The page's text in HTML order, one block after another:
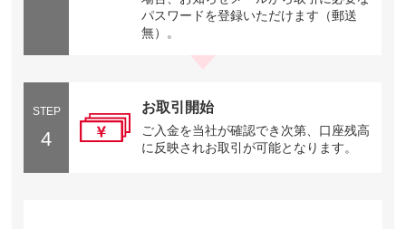
パスワードを登録いただけます（郵送
無）。
STEP
4
お取引開始
ご入金を当社が確認でき次第、口座残高
に反映されお取引が可能となります。